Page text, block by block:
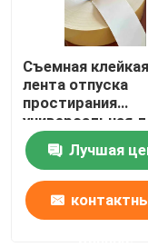
Съемная клейкая
лента отпуска
простирания
универсальная
дома
Лучшая